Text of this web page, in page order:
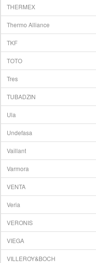
THERMEX
Thermo Alliance
TKF
TOTO
Tres
TUBADZIN
Ula
Undefasa
Vaillant
Varmora
VENTA
Veria
VERONIS
VIEGA
VILLEROY&BOCH